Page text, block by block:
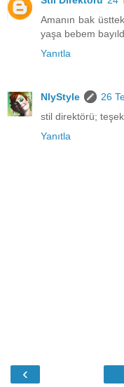
Amanın bak
yaşa bebem
Yanıtla
NlyStyle
26
stil direktörü;
Yanıtla
‹